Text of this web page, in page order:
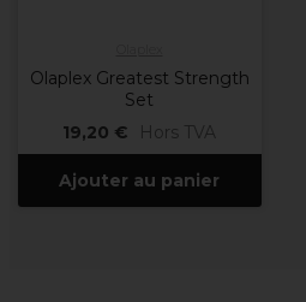
Olaplex Greatest Strength
Set
19,20 €
Hors TVA
Ajouter au panier